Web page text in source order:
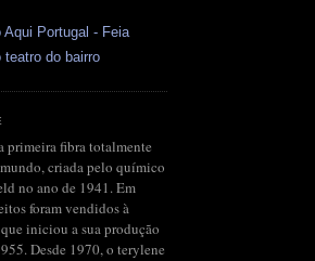
Aqui Portugal - Feia
teatro do bairro
primeira fibra totalmente
criada pelo químico
no ano de 1941. Em
foram vendidos à
iniciou a sua produção
Desde 1970, o terylene